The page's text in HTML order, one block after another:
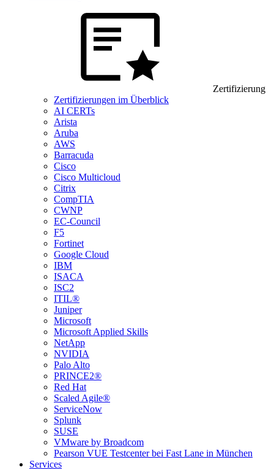
Zertifizierung
Zertifizierungen im Überblick
AI CERTs
Arista
Aruba
AWS
Barracuda
Cisco
Cisco Multicloud
Citrix
CompTIA
CWNP
EC-Council
F5
Fortinet
Google Cloud
IBM
ISACA
ISC2
ITIL®
Juniper
Microsoft
Microsoft Applied Skills
NetApp
NVIDIA
Palo Alto
PRINCE2®
Red Hat
Scaled Agile®
ServiceNow
Splunk
SUSE
VMware by Broadcom
Pearson VUE Testcenter bei Fast Lane in München
Services